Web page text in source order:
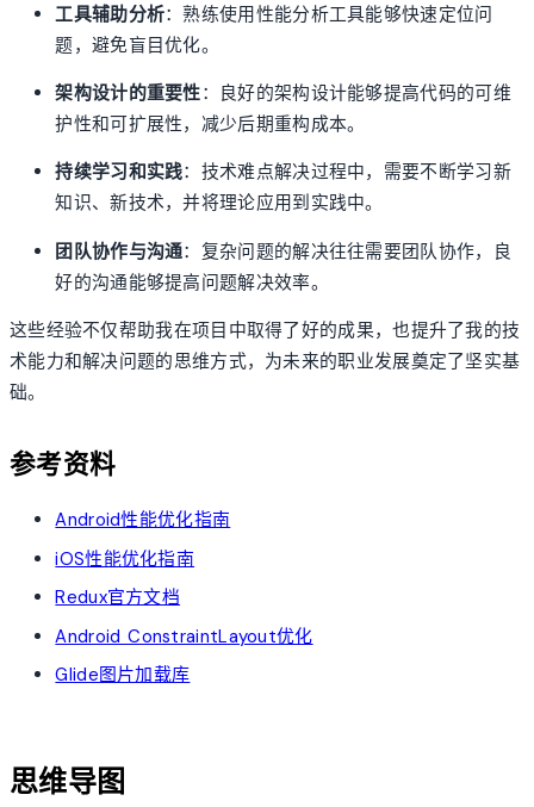
工具辅助分析：熟练使用性能分析工具能够快速定位问
题，避免盲目优化。
架构设计的重要性：良好的架构设计能够提高代码的可维
护性和可扩展性，减少后期重构成本。
持续学习和实践：技术难点解决过程中，需要不断学习新
知识、新技术，并将理论应用到实践中。
团队协作与沟通：复杂问题的解决往往需要团队协作，良
好的沟通能够提高问题解决效率。
这些经验不仅帮助我在项目中取得了好的成果，也提升了我的技
术能力和解决问题的思维方式，为未来的职业发展奠定了坚实基
础。
参考资料
Android性能优化指南
iOS性能优化指南
Redux官方文档
Android ConstraintLayout优化
Glide图片加载库
思维导图